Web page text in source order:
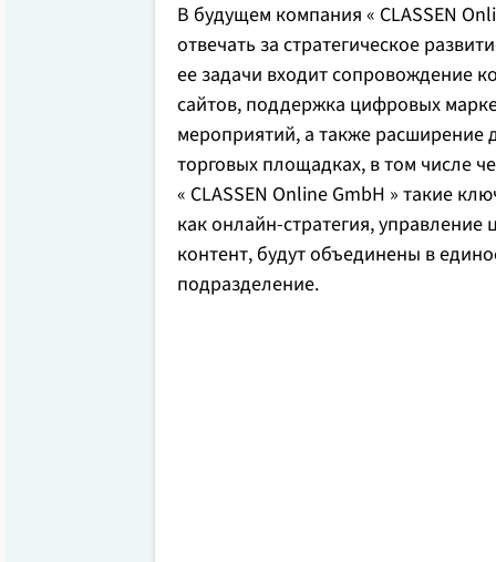
В будущем компания « CLASSEN
отвечать за стратегическое
ее задачи входит сопровождение
сайтов, поддержка цифровых
мероприятий, а также расширение
торговых площадках, в том числе
« CLASSEN Online GmbH » такие
как онлайн-стратегия,
контент, будут объединены в
подразделение.